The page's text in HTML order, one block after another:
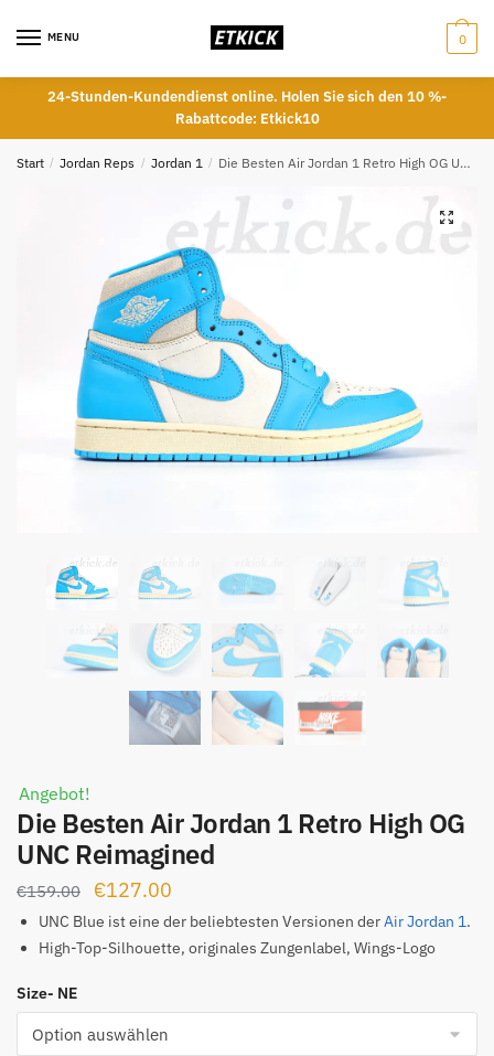
MENU 0
24-Stunden-Kundendienst online. Holen Sie sich den 10 %-
Rabattcode: Etkick10
Start / Jordan Reps / Jordan 1 / Die Besten Air Jordan 1 Retro High OG UNC Reimagined
Angebot!
Die Besten Air Jordan 1 Retro High OG
UNC Reimagined
€159.00
Ursprünglicher
Preis
war:
€127.00
Preis
ist:
UNC Blue ist eine der beliebtesten Versionen derAir Jordan 1.
High-Top-Silhouette, originales Zungenlabel, Wings-Logo
Size- NE